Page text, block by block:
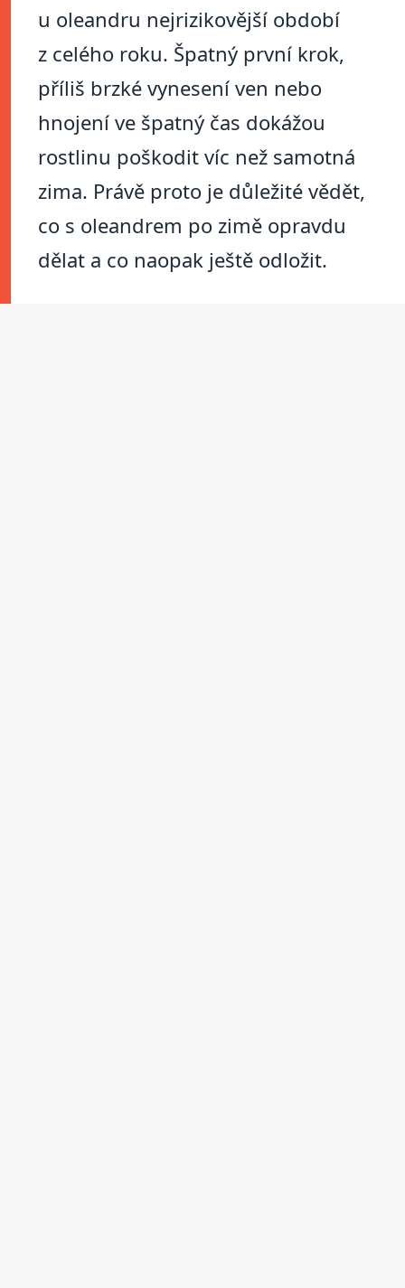
u oleandru nejrizikovější období
z celého roku. Špatný první krok,
příliš brzké vynesení ven nebo
hnojení ve špatný čas dokážou
rostlinu poškodit víc než samotná
zima. Právě proto je důležité vědět,
co s oleandrem po zimě opravdu
dělat a co naopak ještě odložit.